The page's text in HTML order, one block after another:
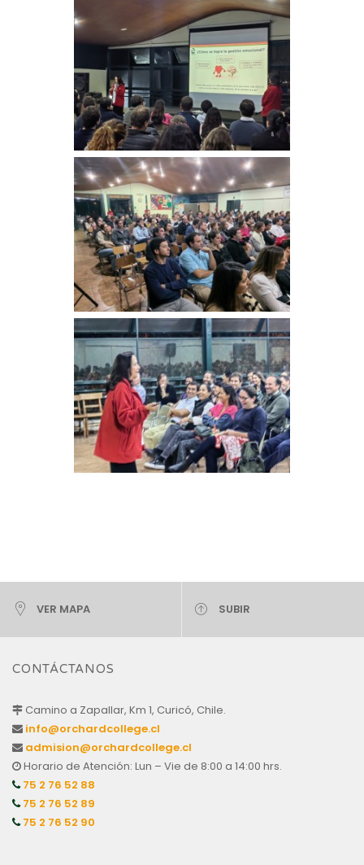
VER MAPA SUBIR
CONTÁCTANOS
Camino a Zapallar, Km 1, Curicó, Chile.
info@orchardcollege.cl
admision@orchardcollege.cl
Horario de Atención: Lun – Vie de 8:00 a 14:00 hrs.
75 2 76 52 88
75 2 76 52 89
75 2 76 52 90